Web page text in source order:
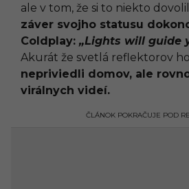
ale v tom, že si to niekto
záver svojho statusu
Coldplay: „Lights will guide
Akurát že svetlá reflektorov
nepriviedli domov, ale
virálnych videí.
ČLÁNOK POKRAČUJE POD